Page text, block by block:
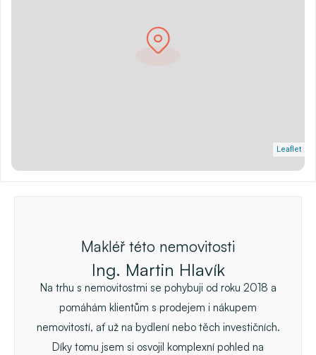
Leaflet
Makléř této nemovitosti
Ing. Martin Hlavík
Na trhu s nemovitostmi se pohybuji od roku 2018 a
pomáhám klientům s prodejem i nákupem
nemovitostí, ať už na bydlení nebo těch investičních.
Díky tomu jsem si osvojil komplexní pohled na